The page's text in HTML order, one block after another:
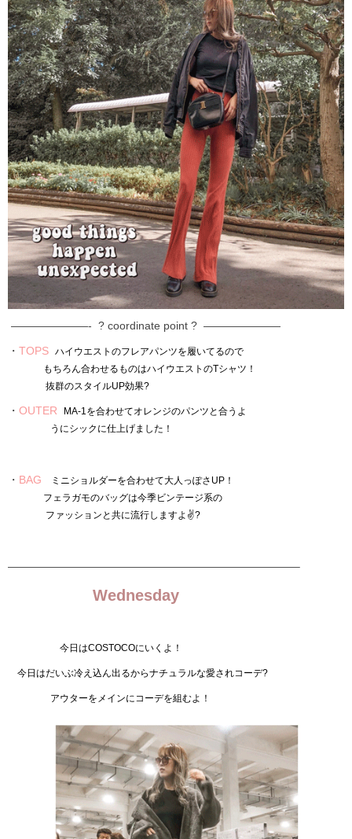
———————- ? coordinate point ? ———————
・ TOPS ハイウエストのフレアパンツを履いてるので
もちろん合わせるものはハイウエストのTシャツ！
抜群のスタイルUP効果?
・ OUTER
MA-1を合わせてオレンジのパンツと合うよ
うにシックに仕上げました！
・ BAG
ミニショルダーを合わせて大人っぽさUP！
フェラガモのバッグは今季ビンテージ系の
ファッションと共に流行しますよ✌?
——————————————————————————–
Wednesday
今日はCOSTOCOにいくよ！
今日はだいぶ冷え込ん出るからナチュラルな愛されコーデ?
アウターをメインにコーデを組むよ！